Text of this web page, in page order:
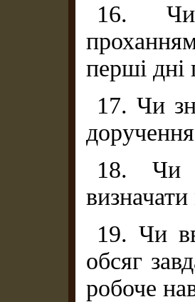
16. Чи
перші дні
17. Чи
18. Чи
19. Чи
обсяг
робоче